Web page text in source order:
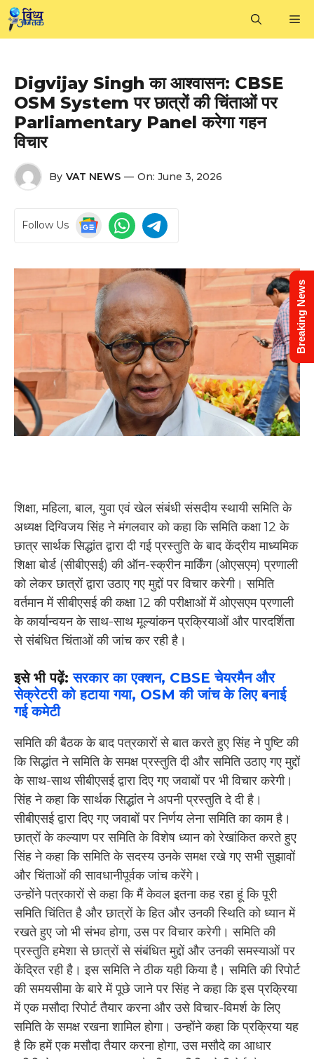
Skip
to
Digvijay Singh का आश्वासन: CBSE
OSM System पर छात्रों की चिंताओं पर
Parliamentary Panel करेगा गहन
विचार
By VAT NEWS — On: June 3, 2026
Follow Us
शिक्षा, महिला, बाल, युवा एवं खेल संबंधी संसदीय स्थायी समिति के
अध्यक्ष दिग्विजय सिंह ने मंगलवार को कहा कि समिति कक्षा 12 के
छात्र सार्थक सिद्धांत द्वारा दी गई प्रस्तुति के बाद केंद्रीय माध्यमिक
शिक्षा बोर्ड (सीबीएसई) की ऑन-स्क्रीन मार्किंग (ओएसएम) प्रणाली
को लेकर छात्रों द्वारा उठाए गए मुद्दों पर विचार करेगी। समिति
वर्तमान में सीबीएसई की कक्षा 12 की परीक्षाओं में ओएसएम प्रणाली
के कार्यान्वयन के साथ-साथ मूल्यांकन प्रक्रियाओं और पारदर्शिता
से संबंधित चिंताओं की जांच कर रही है।
इसे भी पढ़ें:सरकार का एक्शन, CBSE चेयरमैन और
सेक्रेटरी को हटाया गया, OSM की जांच के लिए बनाई
गई कमेटी
समिति की बैठक के बाद पत्रकारों से बात करते हुए सिंह ने पुष्टि की
कि सिद्धांत ने समिति के समक्ष प्रस्तुति दी और समिति उठाए गए मुद्दों
के साथ-साथ सीबीएसई द्वारा दिए गए जवाबों पर भी विचार करेगी।
सिंह ने कहा कि सार्थक सिद्धांत ने अपनी प्रस्तुति दे दी है।
सीबीएसई द्वारा दिए गए जवाबों पर निर्णय लेना समिति का काम है।
छात्रों के कल्याण पर समिति के विशेष ध्यान को रेखांकित करते हुए
सिंह ने कहा कि समिति के सदस्य उनके समक्ष रखे गए सभी सुझावों
और चिंताओं की सावधानीपूर्वक जांच करेंगे।
उन्होंने पत्रकारों से कहा कि मैं केवल इतना कह रहा हूं कि पूरी
समिति चिंतित है और छात्रों के हित और उनकी स्थिति को ध्यान में
रखते हुए जो भी संभव होगा, उस पर विचार करेगी। समिति की
प्रस्तुति हमेशा से छात्रों से संबंधित मुद्दों और उनकी समस्याओं पर
केंद्रित रही है। इस समिति ने ठीक यही किया है। समिति की रिपोर्ट
की समयसीमा के बारे में पूछे जाने पर सिंह ने कहा कि इस प्रक्रिया
में एक मसौदा रिपोर्ट तैयार करना और उसे विचार-विमर्श के लिए
समिति के समक्ष रखना शामिल होगा। उन्होंने कहा कि प्रक्रिया यह
है कि हमें एक मसौदा तैयार करना होगा, उस मसौदे का आधार
Breaking News